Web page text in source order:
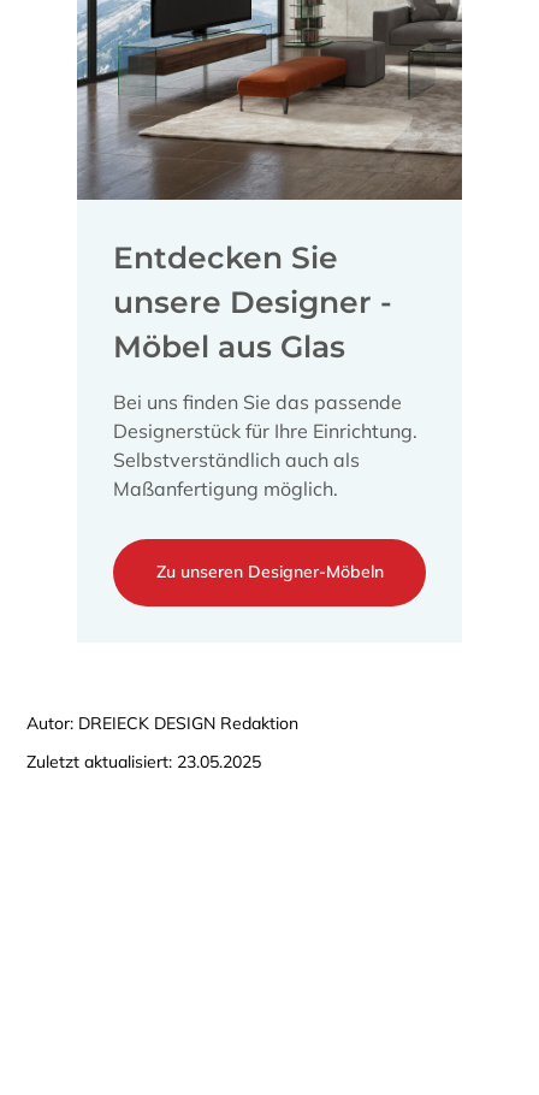
Entdecken Sie
unsere Designer -
Möbel aus Glas
Bei uns finden Sie das passende
Designerstück für Ihre Einrichtung.
Selbstverständlich auch als
Maßanfertigung möglich.
Zu unseren Designer-Möbeln
Autor: DREIECK DESIGN Redaktion
Zuletzt aktualisiert: 23.05.2025